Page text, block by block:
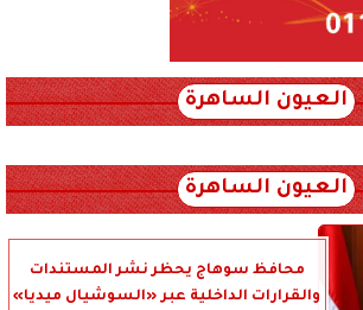
العيون الساهرة
العيون الساهرة
محافظ سوهاج يحظر نشر المستندات
والقرارات الداخلية عبر «السوشيال ميديا»